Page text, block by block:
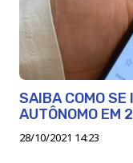
SAIBA COMO SE
AUTÔNOMO EM
28/10/2021 14:23